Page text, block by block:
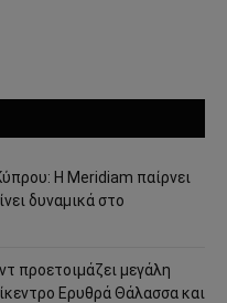
Η Meridiam παίρνει
δυναμικά στο
προετοιμάζει μεγάλη
Ερυθρά Θάλασσα και